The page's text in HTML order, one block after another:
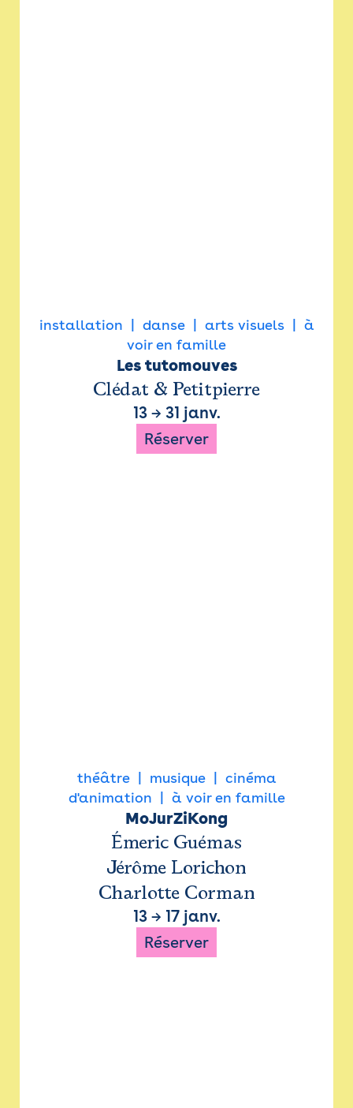
installation danse arts visuels
à
voir en famille
Les tutomouves
Clédat & Petitpierre
13→ 31 janv.
Réserver
théâtre musique
cinéma
d'animation
à voir en famille
MoJurZiKong
Émeric Guémas
Jérôme Lorichon
Charlotte Corman
13→ 17 janv.
Réserver